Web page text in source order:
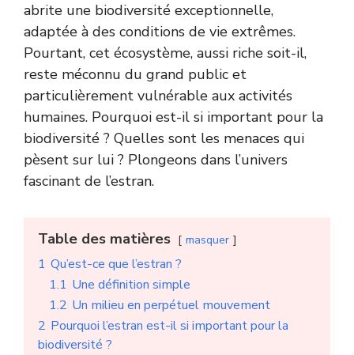
abrite une biodiversité exceptionnelle,
adaptée à des conditions de vie extrêmes.
Pourtant, cet écosystème, aussi riche soit-il,
reste méconnu du grand public et
particulièrement vulnérable aux activités
humaines. Pourquoi est-il si important pour la
biodiversité ? Quelles sont les menaces qui
pèsent sur lui ? Plongeons dans l’univers
fascinant de l’estran.
Table des matières masquer
1 Qu’est-ce que l’estran ?
1.1 Une définition simple
1.2 Un milieu en perpétuel mouvement
2 Pourquoi l’estran est-il si important pour la
biodiversité ?